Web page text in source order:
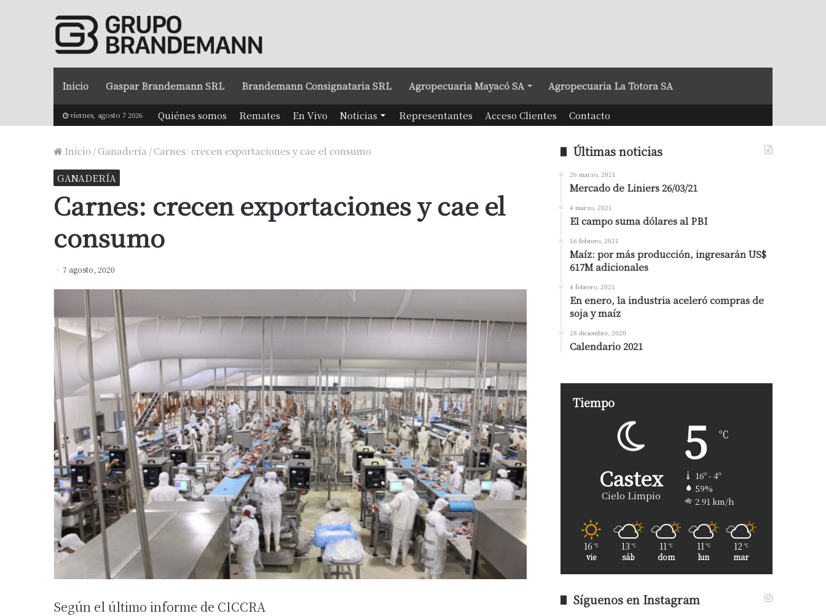
Inicio Gaspar Brandemann SRL Brandemann Consignataria SRL Agropecuaria Mayacó SA Agropecuaria La Totora SA
viernes, agosto 7 2026 Quiénes somos Remates En Vivo Noticias Representantes Acceso Clientes Contacto
Inicio /Ganadería /Carnes: crecen exportaciones y cae el consumo
GANADERÍA
Carnes: crecen exportaciones y cae el
consumo
7 agosto, 2020
Según el último informe de CICCRA
Últimas noticias
26 marzo, 2021
Mercado de Liniers 26/03/21
4 marzo, 2021
El campo suma dólares al PBI
16 febrero, 2021
Maíz: por más producción, ingresarán US$
617M adicionales
4 febrero, 2021
En enero, la industria aceleró compras de
soja y maíz
28 diciembre, 2020
Calendario 2021
Tiempo
Castex
Cielo Limpio
5 ℃
16º - 4º
59%
2.91 km/h
16 ℃
vie
13 ℃
sáb
11 ℃
dom
11 ℃
lun
12 ℃
mar
Síguenos en Instagram